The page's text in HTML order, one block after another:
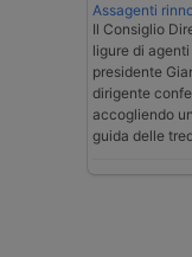
Assagenti
Il Consiglio
ligure di
presidente
dirigente
accogliendo
guida delle